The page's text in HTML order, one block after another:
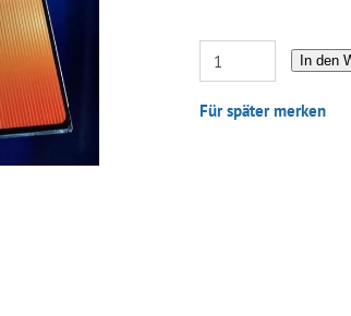
In den
Für später merken